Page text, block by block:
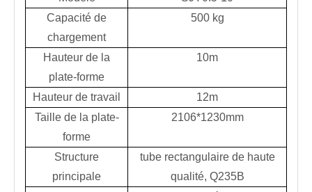
Capacité de
chargement
500 kg
Hauteur de la
plate-forme
10m
Hauteur de travail
12m
Taille de la plate-
forme
2106*1230mm
Structure
principale
tube rectangulaire de haute
qualité, Q235B